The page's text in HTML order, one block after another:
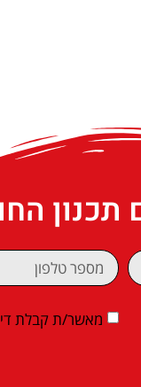
תכנון
מאשר/ת קבלת